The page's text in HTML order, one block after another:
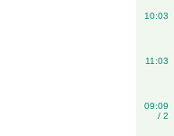
10:03
11:03
09:09
/ 2